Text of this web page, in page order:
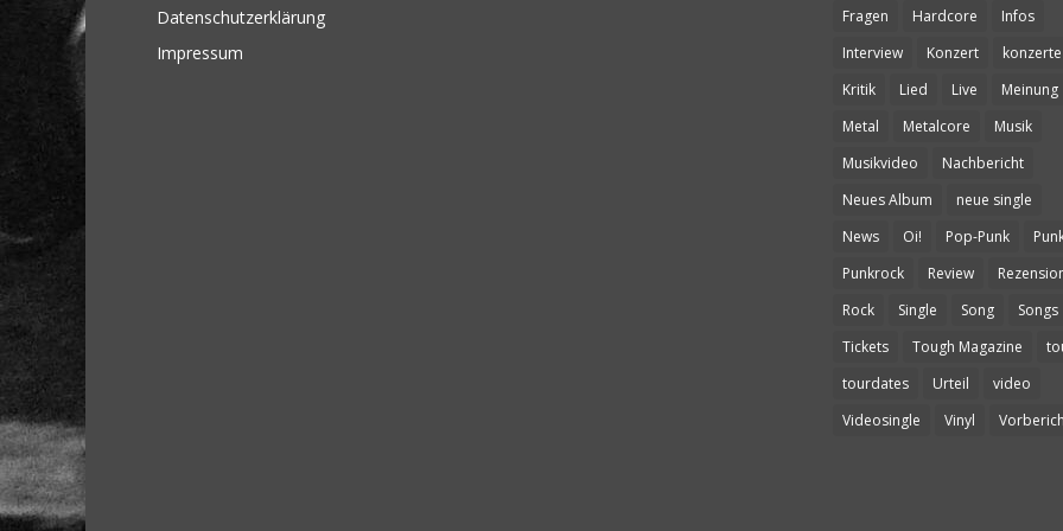
Datenschutzerklärung
Impressum
Fragen Hardcore
Infos
Interview
Konzert
konzerte
Kritik
Lied Live
Meinung
Metal
Metalcore
Musik
Musikvideo
Nachbericht
Neues Album
neue single
News
Oi! Pop-Punk
Punkrock
Review
Rock
Single Song
Songs
Tickets
Tough Magazine
tourdates
Urteil
video
Videosingle
Vinyl